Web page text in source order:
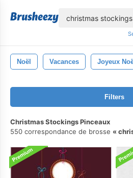
Noël Vacances Joyeux
Filters
Christmas Stockings Pinceaux
550 correspondance de brosse